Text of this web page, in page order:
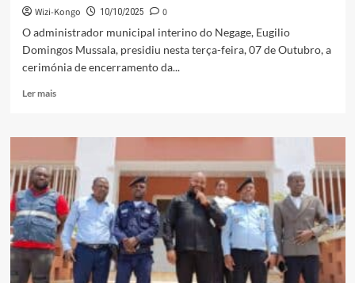
Wizi-Kongo 10/10/2025
0
O administrador municipal interino do Negage, Eugilio
Domingos Mussala, presidiu nesta terça-feira, 07 de Outubro, a
cerimónia de encerramento da...
Ler maisLeia
ADMINISTRADOR
MUNICIPAL
INTERINO
PRESIDE
CERIMÔNIA
DE
ENCERRAMENTO
DE
FORMAÇÃO
AOS